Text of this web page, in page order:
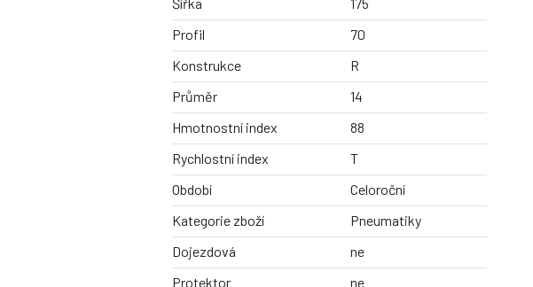
Profil
70
Konstrukce
R
Průměr
14
Hmotnostní index
88
Rychlostní index
T
Období
Celoroční
Kategorie zboží
Pneumatiky
Dojezdová
ne
Protektor
ne